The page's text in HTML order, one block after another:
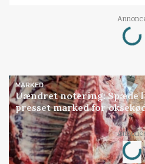
Loading...
MARKED
Uændret notering: Spæde
presset marked for
Loading...